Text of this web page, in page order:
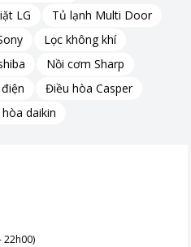
LG
Tủ lạnh Multi Door
Lọc không khí
Nồi cơm Sharp
Điều hòa Casper
daikin
22h00)